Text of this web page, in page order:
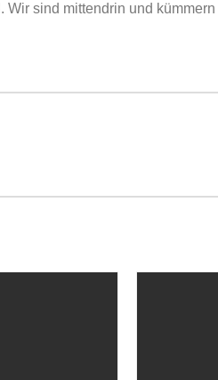
Wir sind mittendrin und